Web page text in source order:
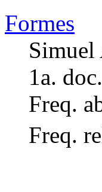
Formes
Simuel
1a.
Freq.
Freq.